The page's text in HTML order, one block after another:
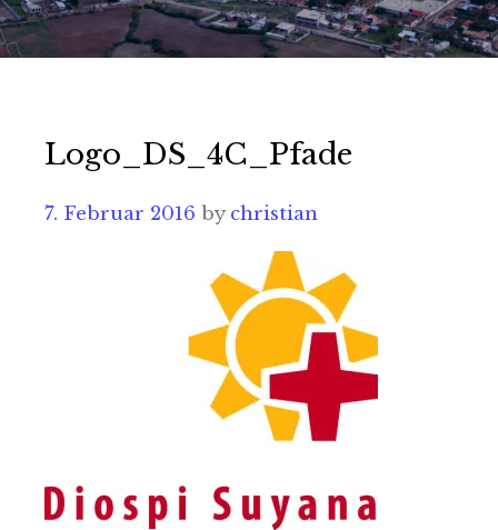
Logo_DS_4C_Pfade
7. Februar 2016 bychristian